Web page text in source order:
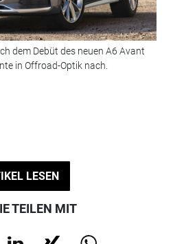
dem Debüt des neuen A6 Avant
in Offroad-Optik nach.
LESEN
TEILEN MIT